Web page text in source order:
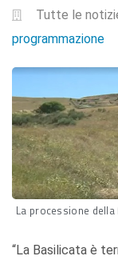
Tutte le
programmazione
La processione
“La Basilicata è